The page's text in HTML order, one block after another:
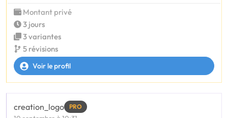
Montant privé
3 jours
3 variantes
5 révisions
Voir le profil
creation_logo PRO